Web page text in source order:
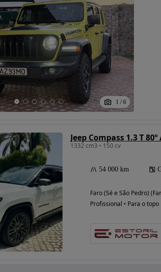
1 / 6
Jeep Compass 1.3 T
1332 cm3 • 150 cv
54 000 km
Faro (Sé e São Pedro)
Profissional • Para o topo